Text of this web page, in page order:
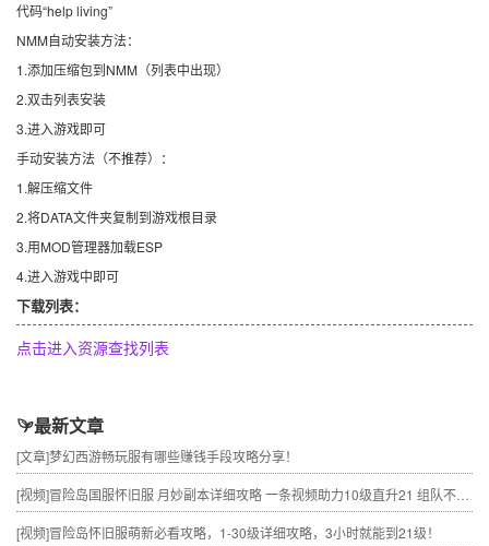
代码“help living”
NMM自动安装方法：
1.添加压缩包到NMM（列表中出现）
2.双击列表安装
3.进入游戏即可
手动安装方法（不推荐）：
1.解压缩文件
2.将DATA文件夹复制到游戏根目录
3.用MOD管理器加载ESP
4.进入游戏中即可
下载列表：
点击进入资源查找列表
最新文章
[文章]梦幻西游畅玩服有哪些赚钱手段攻略分享！
[视频]冒险岛国服怀旧服 月妙副本详细攻略 一条视频助力10级直升21 组队不求人
[视频]冒险岛怀旧服萌新必看攻略，1-30级详细攻略，3小时就能到21级！